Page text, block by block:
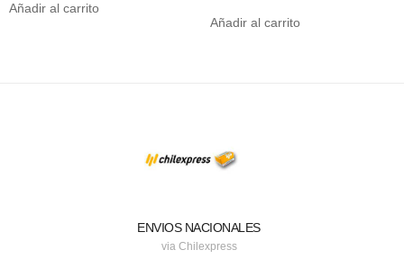
Añadir al carrito
Añadir al carrito
ENVIOS NACIONALES
via Chilexpress